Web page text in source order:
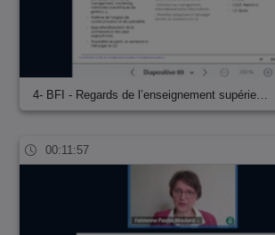
4- BFI - Regards de l’enseignement supérie…
00:11:57